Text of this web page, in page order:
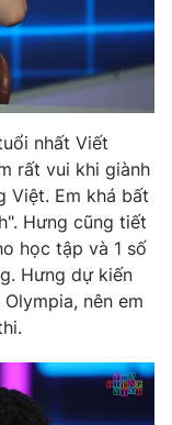
số 483/GP-BTTTT
nhất Viết
rất vui khi giành
Việt. Em khá bất
Hưng cũng tiết
học tập và 1 số
Hưng dự kiến
nên em